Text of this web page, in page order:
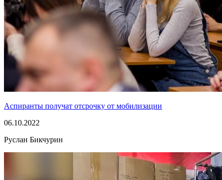
Аспиранты получат отсрочку от мобилизации
06.10.2022
Руслан Бикчурин